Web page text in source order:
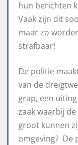
hun berichten
Vaak zijn dit
maar zo
strafbaar!
De politie
van de
grap, een
zaak waarbij
groot kunnen
omgeving? De